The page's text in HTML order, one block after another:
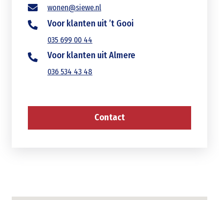
wonen@siewe.nl
Voor klanten uit ’t Gooi
035 699 00 44
Voor klanten uit Almere
036 534 43 48
Contact